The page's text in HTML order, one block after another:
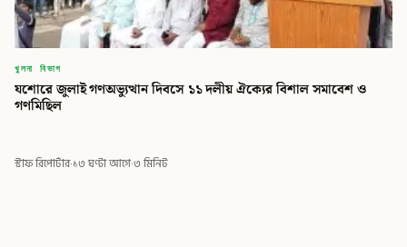
খুলনা বিভাগ
যশোরে জুলাই গণঅভ্যুত্থান দিবসে ১১ দলীয় ঐক্যের বিশাল সমাবেশ ও
গণমিছিল
স্টাফ রিপোর্টার·১৩ ঘণ্টা আগে·৩ মিনিট